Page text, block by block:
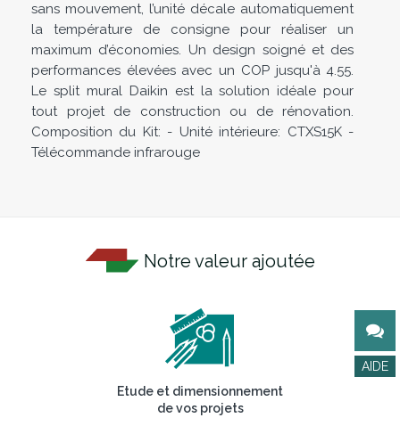
sans mouvement, l’unité décale automatiquement
la température de consigne pour réaliser un
maximum d’économies. Un design soigné et des
performances élevées avec un COP jusqu'à 4.55.
Le split mural Daikin est la solution idéale pour
tout projet de construction ou de rénovation.
Composition du Kit: - Unité intérieure: CTXS15K -
Télécommande infrarouge
Notre valeur ajoutée
Etude et dimensionnement
de vos projets